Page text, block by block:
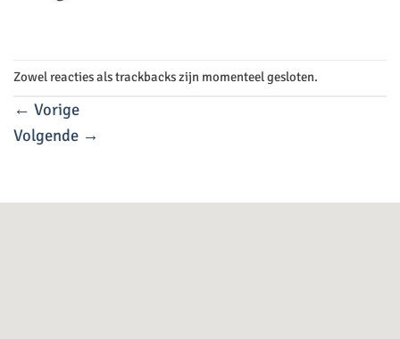
Zowel reacties als trackbacks zijn momenteel gesloten.
← Vorige
Volgende →